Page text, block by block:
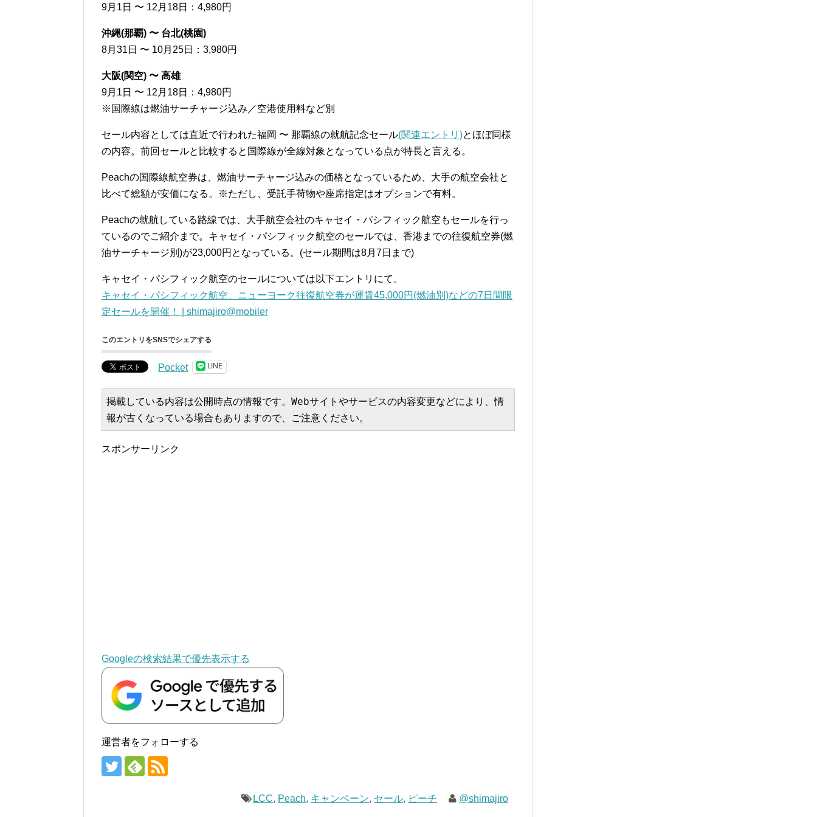
9月1日 〜 12月18日：4,980円
沖縄(那覇) 〜 台北(桃園)
8月31日 〜 10月25日：3,980円
大阪(関空) 〜 高雄
9月1日 〜 12月18日：4,980円
※国際線は燃油サーチャージ込み／空港使用料など別
セール内容としては直近で行われた福岡 〜 那覇線の就航記念セール(関連エントリ)とほぼ同様
の内容。前回セールと比較すると国際線が全線対象となっている点が特長と言える。
Peachの国際線航空券は、燃油サーチャージ込みの価格となっているため、大手の航空会社と
比べて総額が安価になる。※ただし、受託手荷物や座席指定はオプションで有料。
Peachの就航している路線では、大手航空会社のキャセイ・パシフィック航空もセールを行っ
ているのでご紹介まで。キャセイ・パシフィック航空のセールでは、香港までの往復航空券(燃
油サーチャージ別)が23,000円となっている。(セール期間は8月7日まで)
キャセイ・パシフィック航空のセールについては以下エントリにて。
キャセイ・パシフィック航空、ニューヨーク往復航空券が運賃45,000円(燃油別)などの7日間限
定セールを開催！ | shimajiro@mobiler
このエントリをSNSでシェアする
Pocket LINE
掲載している内容は公開時点の情報です。Webサイトやサービスの内容変更などにより、情
報が古くなっている場合もありますので、ご注意ください。
スポンサーリンク
Googleの検索結果で優先表示する
運営者をフォローする
LCC, Peach, キャンペーン, セール, ピーチ @shimajiro